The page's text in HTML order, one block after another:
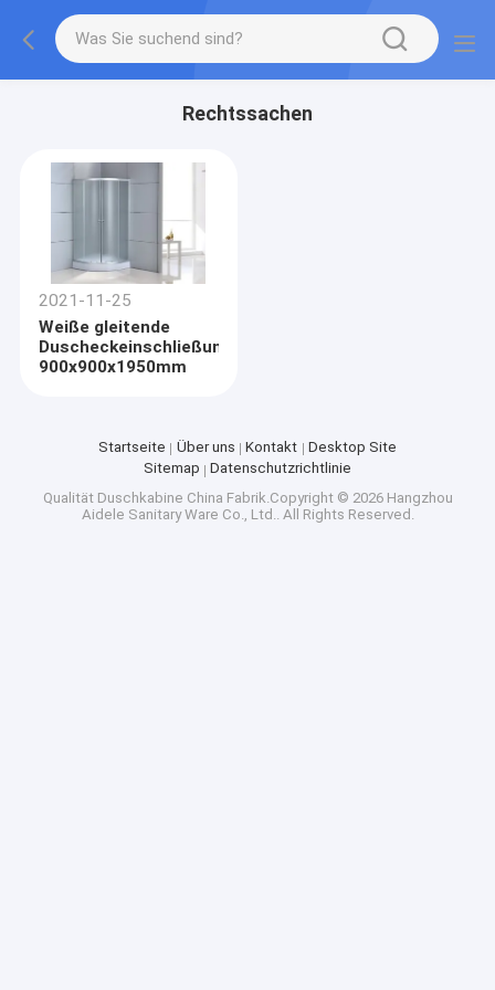
Rechtssachen
2021-11-25
Weiße gleitende
Duscheckeinschließung
900x900x1950mm
Startseite Über uns Kontakt
Desktop Site
Sitemap
Datenschutzrichtlinie
Qualität Duschkabine China Fabrik.Copyright © 2026 Hangzhou
Aidele Sanitary Ware Co., Ltd.. All Rights Reserved.